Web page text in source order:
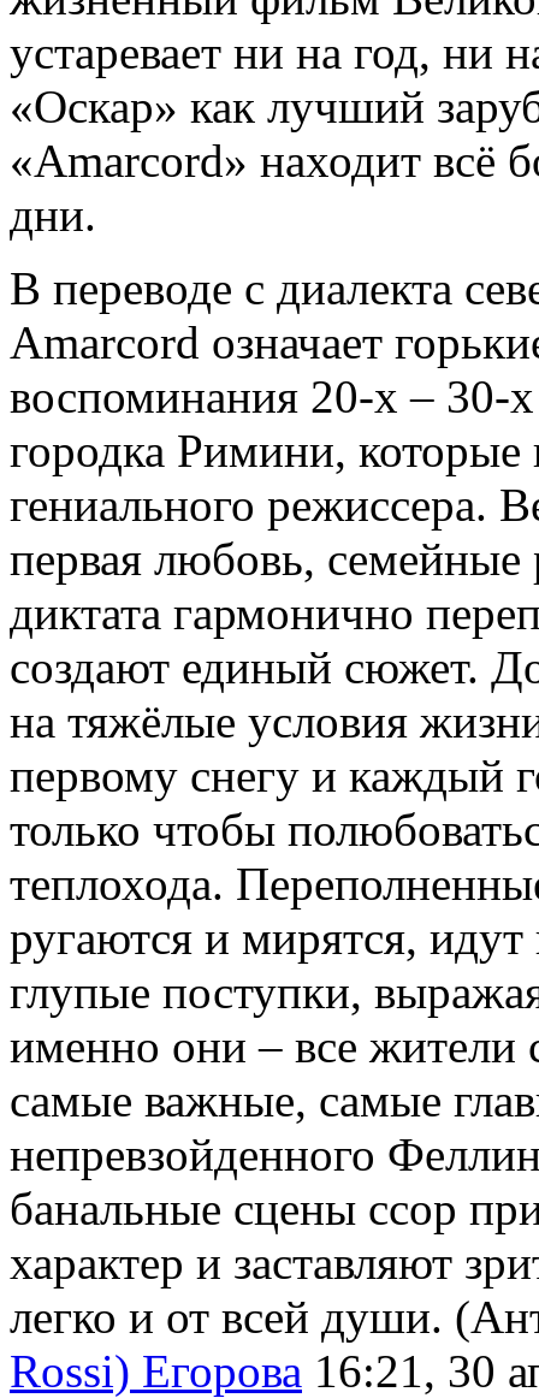
устаревает ни на год,
«Оскар» как лучший
«Amarcord» находит всё
дни.
В переводе с диалекта
Amarcord означает
воспоминания 20-х – 30-
городка Римини, которые
гениального режиссера.
первая любовь, семейные
диктата гармонично
создают единый сюжет.
на тяжёлые условия
первому снегу и каждый
только чтобы
теплохода.
ругаются и мирятся,
глупые поступки,
именно они – все жители
самые важные, самые
непревзойденного
банальные сцены ссор
характер и заставляют
легко и от всей души.
Rossi) Егорова 16:21, 30